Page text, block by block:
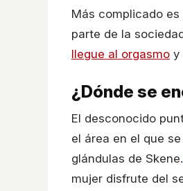
Más complicado
parte de la
llegue al orgasmo y
¿Dónde se
El desconocido
el área en el que
glándulas de Skene.
mujer disfrute del